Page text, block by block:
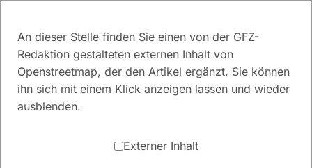
An dieser Stelle finden Sie einen von der GFZ-
Redaktion gestalteten externen Inhalt von
Openstreetmap, der den Artikel ergänzt. Sie können
ihn sich mit einem Klick anzeigen lassen und wieder
ausblenden.
Externer Inhalt